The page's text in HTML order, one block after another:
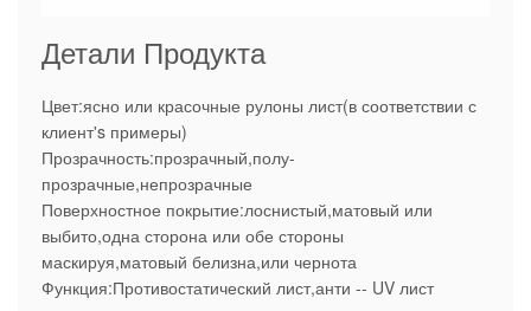
Детали Продукта
Цвет:ясно или красочные рулоны лист(в соответствии с
клиент's примеры)
Прозрачность:прозрачный,полу-
прозрачные,непрозрачные
Поверхностное покрытие:лоснистый,матовый или
выбито,одна сторона или обе стороны
маскируя,матовый белизна,или чернота
Функция:Противостатический лист,анти -- UV лист